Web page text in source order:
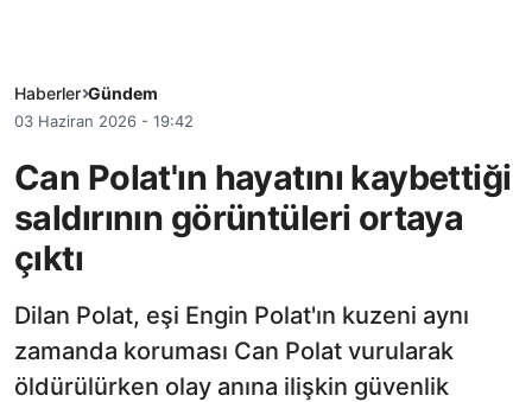
Haberler Gündem
03 Haziran 2026 - 19:42
Can Polat'ın hayatını kaybettiği
saldırının görüntüleri ortaya
çıktı
Dilan Polat, eşi Engin Polat'ın kuzeni aynı
zamanda koruması Can Polat vurularak
öldürülürken olay anına ilişkin güvenlik